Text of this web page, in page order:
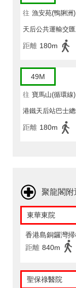
往 漁安苑(鴨脷洲)
天后公共運輸交
距離 180m
49M
往 寶馬山(循環線)
港鐵天后站巴士
距離 180m
聚龍閣附
東華東院
香港島銅鑼灣
距離 840m
聖保祿醫院